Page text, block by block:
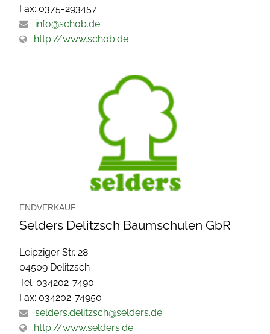
Fax: 0375-293457
info@schob.de
http://www.schob.de
ENDVERKAUF
Selders Delitzsch Baumschulen GbR
Leipziger Str. 28
04509 Delitzsch
Tel: 034202-7490
Fax: 034202-74950
selders.delitzsch@selders.de
http://www.selders.de